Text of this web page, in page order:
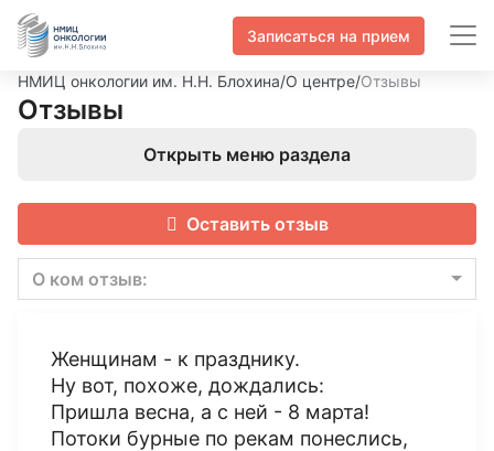
Записаться на прием
НМИЦ онкологии им. Н.Н. Блохина/О центре/Отзывы
Отзывы
Открыть меню раздела
Оставить отзыв
О ком отзыв:
Женщинам - к празднику.
Ну вот, похоже, дождались:
Пришла весна, а с ней - 8 марта!
Потоки бурные по рекам понеслись,